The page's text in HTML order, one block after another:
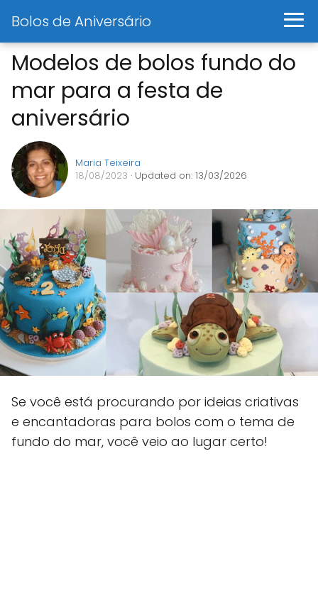
Bolos de Aniversário
Modelos de bolos fundo do
mar para a festa de
aniversário
Maria Teixeira
18/08/2023 · Updated on: 13/03/2026
Se você está procurando por ideias criativas
e encantadoras para bolos com o tema de
fundo do mar, você veio ao lugar certo!